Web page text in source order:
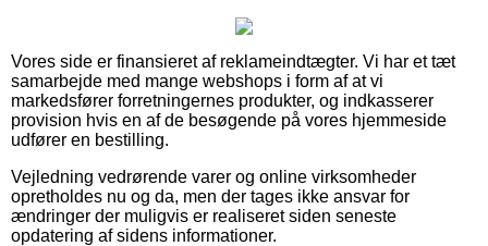
Vores side er finansieret af reklameindtægter. Vi har et tæt
samarbejde med mange webshops i form af at vi
markedsfører forretningernes produkter, og indkasserer
provision hvis en af de besøgende på vores hjemmeside
udfører en bestilling.
Vejledning vedrørende varer og online virksomheder
opretholdes nu og da, men der tages ikke ansvar for
ændringer der muligvis er realiseret siden seneste
opdatering af sidens informationer.